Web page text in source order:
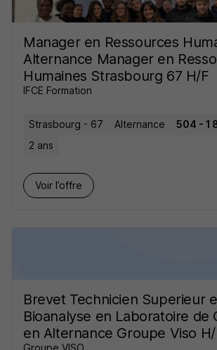
Manager en Ressources
Alternance Manager en
Humaines Strasbourg 67 H/F
IFCE Formation
Strasbourg - 67 Alternance
504 - 1
2 ans
Voir l’offre
Brevet Technicien Superieur
Bioanalyse en Laboratoire de
en Alternance Groupe Viso
Groupe VISO